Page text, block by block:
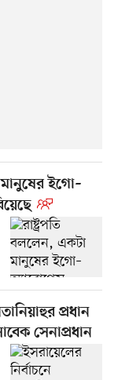
মানুষের ইগো–
প্রধান
সেনাপ্রধান